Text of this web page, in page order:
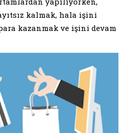
kalmak, hala işini
kazanmak ve işini devam